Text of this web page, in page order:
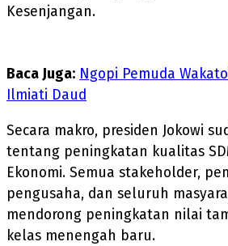
Kesenjangan.
Baca Juga: Ngopi Pemuda
Ilmiati Daud
Secara makro, presiden Jokowi
tentang peningkatan kualitas
Ekonomi. Semua stakeholder,
pengusaha, dan seluruh
mendorong peningkatan nilai
kelas menengah baru.